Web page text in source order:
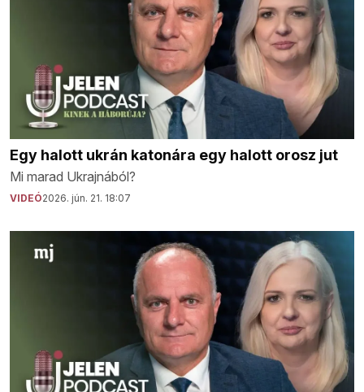
Egy halott ukrán katonára egy halott orosz jut
Mi marad Ukrajnából?
VIDEÓ2026. jún. 21. 18:07